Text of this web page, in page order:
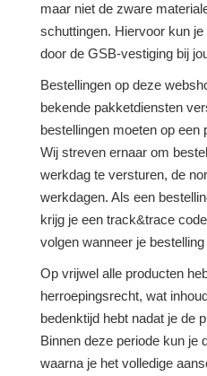
maar niet de zware
schuttingen. Hiervoor kun
door de GSB-vestiging bij
Bestellingen op deze
bekende pakketdiensten
bestellingen moeten op een
Wij streven ernaar om
werkdag te versturen, de
werkdagen. Als een
krijg je een track&trace
volgen wanneer je
Op vrijwel alle producten
herroepingsrecht, wat
bedenktijd hebt nadat je de
Binnen deze periode kun je
waarna je het volledige